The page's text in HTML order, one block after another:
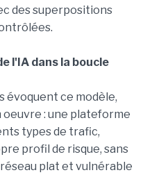
des superpositions
l'IA dans la boucle
évoquent ce modèle,
: une plateforme
types de trafic,
profil de risque, sans
plat et vulnérable